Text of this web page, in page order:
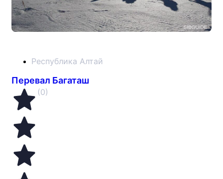
Республика Алтай
Перевал Багаташ
(0)